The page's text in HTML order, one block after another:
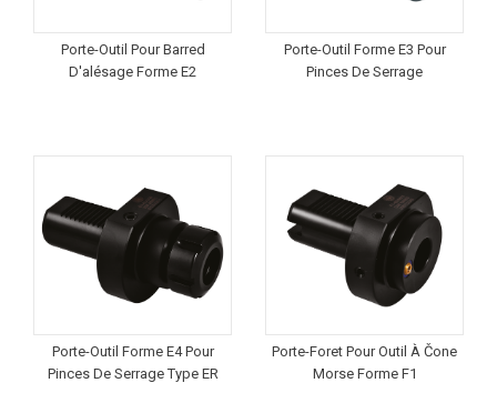
Porte-Outil Pour Barred
D'alésage Forme E2
Porte-Outil Forme E3 Pour
Pinces De Serrage
Porte-Outil Forme E4 Pour
Pinces De Serrage Type ER
Porte-Foret Pour Outil À Čone
Morse Forme F1